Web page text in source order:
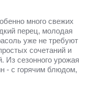
много свежих
перец, молодая
уже не требуют
сочетаний и
Из сезонного урожая
- с горячим блюдом,